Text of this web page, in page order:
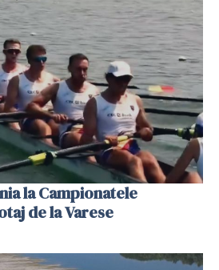
la Campionatele
de la Varese